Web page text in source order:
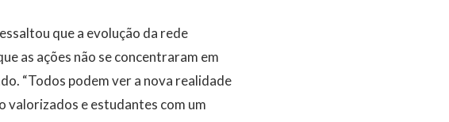
que a evolução da rede
as ações não se concentraram em
“Todos podem ver a nova realidade
valorizados e estudantes com um